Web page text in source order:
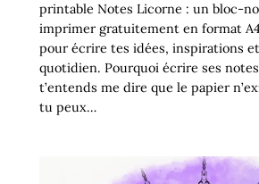
printable Notes Licorne : un bloc-
imprimer gratuitement en format
pour écrire tes idées, inspirations
quotidien. Pourquoi écrire ses
t’entends me dire que le papier
tu peux…